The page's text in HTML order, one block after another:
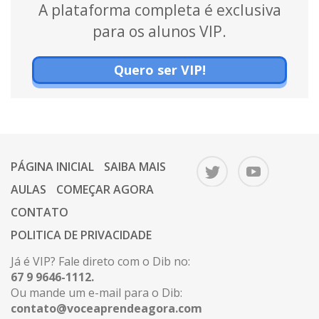
A plataforma completa é exclusiva
para os alunos VIP.
Quero ser VIP!
PÁGINA INICIAL
SAIBA MAIS
AULAS
COMEÇAR AGORA
CONTATO
POLITICA DE PRIVACIDADE
Já é VIP? Fale direto com o Dib no:
67 9 9646-1112.
Ou mande um e-mail para o Dib:
contato@voceaprendeagora.com